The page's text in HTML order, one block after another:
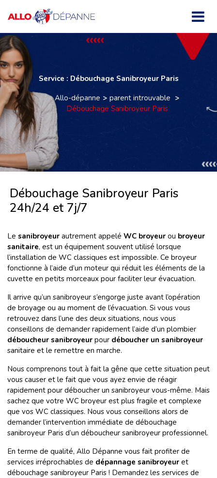
Service : Débouchage Sanibroyeur Paris
Allo-dépanne
parent introuvable
Débouchage Sanibroyeur Paris
Débouchage Sanibroyeur Paris
24h/24 et 7j/7
Le sanibroyeur autrement appelé WC broyeur ou broyeur
sanitaire, est un équipement souvent utilisé lorsque
l’installation de WC classiques est impossible. Ce broyeur
fonctionne à l’aide d’un moteur qui réduit les éléments de la
cuvette en petits morceaux pour faciliter leur évacuation.
Il arrive qu’un sanibroyeur s’engorge juste avant l’opération
de broyage ou au moment de l’évacuation. Si vous vous
retrouvez dans l’une des deux situations, nous vous
conseillons de demander rapidement l’aide d’un plombier
déboucheur sanibroyeur pour déboucher un sanibroyeur
sanitaire et le remettre en marche.
Nous comprenons tout à fait la gêne que cette situation peut
vous causer et le fait que vous ayez envie de réagir
rapidement pour déboucher un sanibroyeur vous-même. Mais
sachez que votre WC broyeur est plus fragile et complexe
que vos WC classiques. Nous vous conseillons alors de
demander l’intervention immédiate de débouchage
sanibroyeur Paris d’un déboucheur sanibroyeur professionnel.
En terme de qualité, Allo Dépanne vous fait profiter de
services irréprochables de dépannage sanibroyeur et
débouchage sanibroyeur Paris ! Demandez les services de